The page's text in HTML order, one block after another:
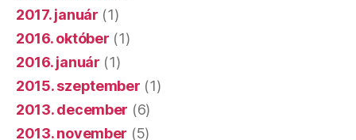
2017. január (1)
2016. október (1)
2016. január (1)
2015. szeptember (1)
2013. december (6)
2013. november (5)